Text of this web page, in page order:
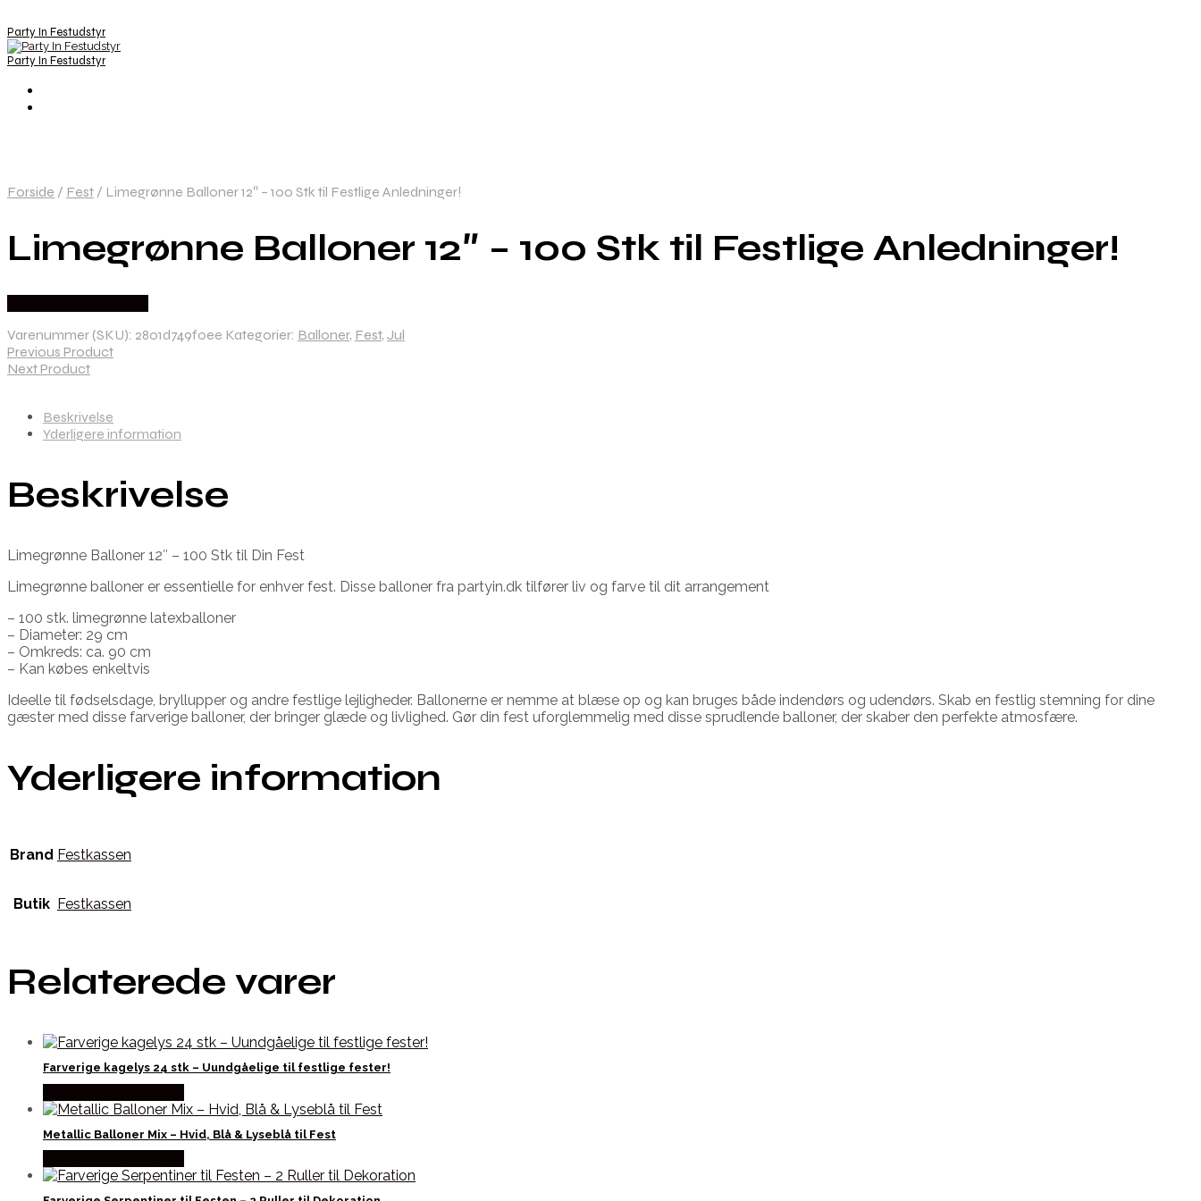
Party In Festudstyr
Party In Festudstyr
Forside / Fest / Limegrønne Balloner 12″ – 100 Stk til Festlige Anledninger!
Limegrønne Balloner 12″ – 100 Stk til Festlige Anledninger!
Varenummer (SKU): 2801d749f0ee Kategorier: Balloner, Fest, Jul
Previous Product
Next Product
Beskrivelse
Yderligere information
Beskrivelse
Limegrønne Balloner 12″ – 100 Stk til Din Fest
Limegrønne balloner er essentielle for enhver fest. Disse balloner fra partyin.dk tilfører liv og farve til dit arrangement
– 100 stk. limegrønne latexballoner
– Diameter: 29 cm
– Omkreds: ca. 90 cm
– Kan købes enkeltvis
Ideelle til fødselsdage, bryllupper og andre festlige lejligheder. Ballonerne er nemme at blæse op og kan bruges både indendørs og udendørs. Skab en festlig stemning for dine
gæster med disse farverige balloner, der bringer glæde og livlighed. Gør din fest uforglemmelig med disse sprudlende balloner, der skaber den perfekte atmosfære.
Yderligere information
Brand Festkassen
Butik Festkassen
Relaterede varer
Farverige kagelys 24 stk – Uundgåelige til festlige fester!
Metallic Balloner Mix – Hvid, Blå & Lyseblå til Fest